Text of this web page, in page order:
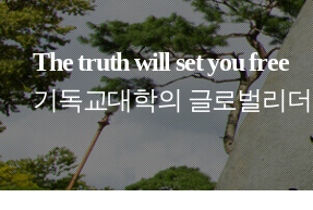
The truth will set you free
기독교대학의 글로벌리더